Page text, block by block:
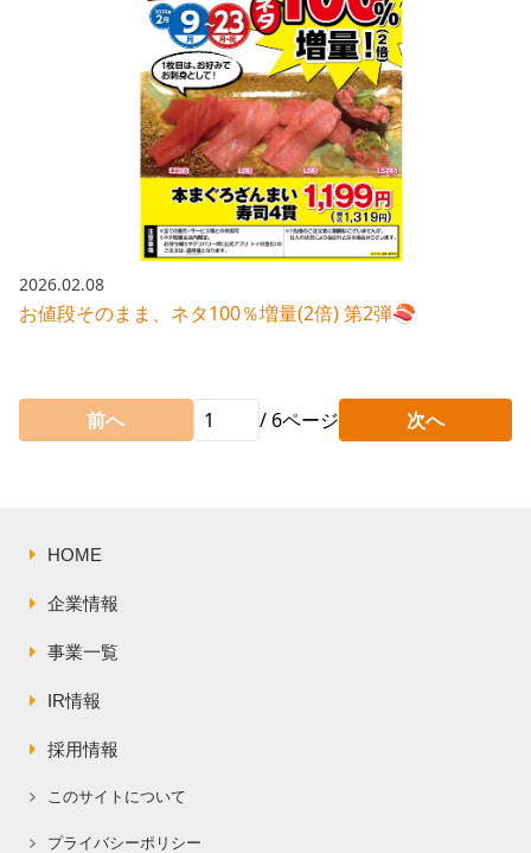
2026.02.08
お値段そのまま、ネタ100％増量(2倍) 第2弾🍣
前へ / 6ページ 次へ
HOME
企業情報
事業一覧
IR情報
採用情報
このサイトについて
プライバシーポリシー